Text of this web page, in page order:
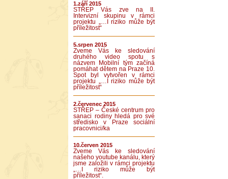
1.září 2015
STŘEP Vás zve na II.
Intervizní skupinu v rámci
projektu „…I riziko může být
příležitost“
5.srpen 2015
Zveme Vás ke sledování
druhého video spotu s
názvem Mobilní tým začíná
pomáhat dětem na Praze 10.
Spot byl vytvořen v rámci
projektu „…I riziko může být
příležitost“
2.červenec 2015
STŘEP – České centrum pro
sanaci rodiny hledá pro své
středisko v Praze sociální
pracovnici/ka
10.červen 2015
Zveme Vás ke sledování
našeho youtube kanálu, který
jsme založili v rámci projektu
„…I riziko může být
příležitost“.